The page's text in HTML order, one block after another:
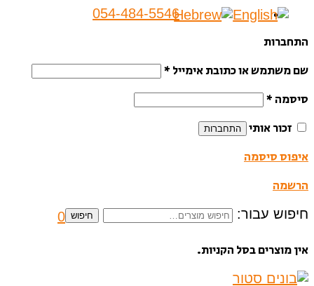
054-484-5546
התחברות
שם משתמש או כתובת אימייל *
סיסמה *
זכור אותי
התחברות
איפוס סיסמה
הרשמה
חיפוש עבור: חיפוש 0
אין מוצרים בסל הקניות.